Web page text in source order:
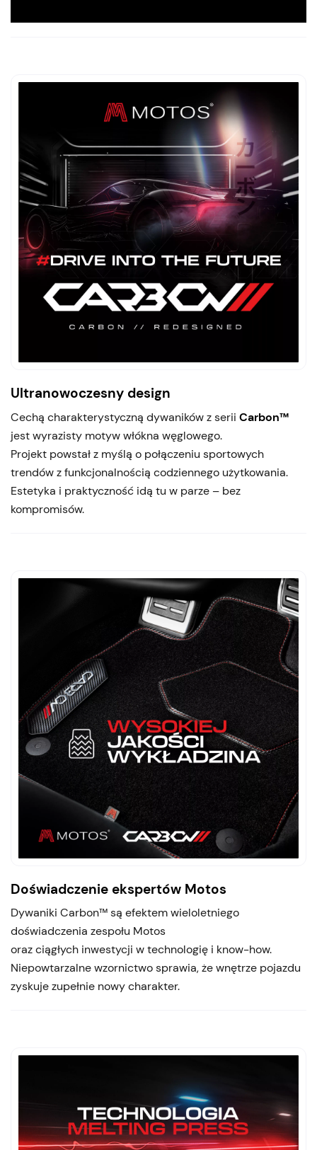
Ultranowoczesny design
Cechą charakterystyczną dywaników z serii Carbon™
jest wyrazisty motyw włókna węglowego.
Projekt powstał z myślą o połączeniu sportowych
trendów z funkcjonalnością codziennego użytkowania.
Estetyka i praktyczność idą tu w parze – bez
kompromisów.
Doświadczenie ekspertów Motos
Dywaniki Carbon™ są efektem wieloletniego
doświadczenia zespołu Motos
oraz ciągłych inwestycji w technologię i know-how.
Niepowtarzalne wzornictwo sprawia, że wnętrze pojazdu
zyskuje zupełnie nowy charakter.